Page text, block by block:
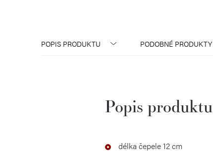
POPIS PRODUKTU PODOBNÉ PRODUKTY
Popis produktu
délka čepele 12 cm